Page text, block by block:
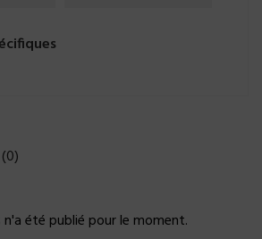
n'a été publié pour le moment.